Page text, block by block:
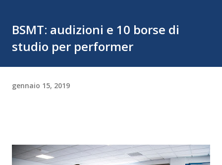
BSMT: audizioni e 10 borse di
studio per performer
gennaio 15, 2019